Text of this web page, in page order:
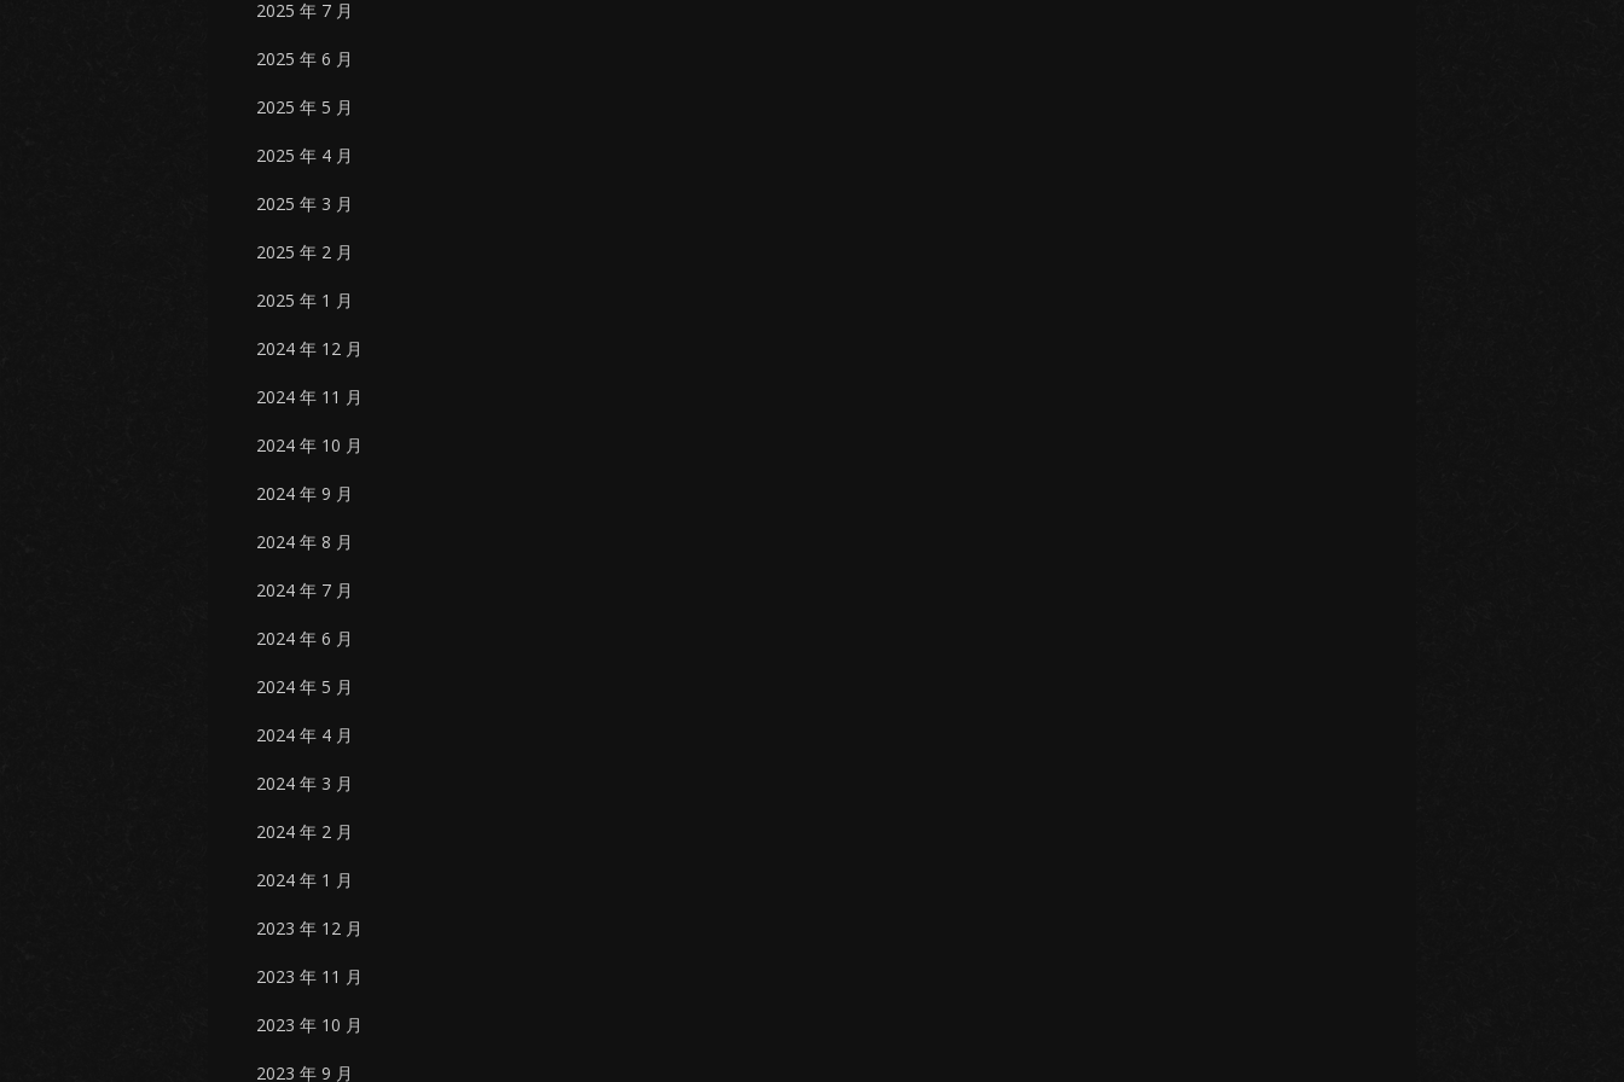
2025 年 7 月
2025 年 6 月
2025 年 5 月
2025 年 4 月
2025 年 3 月
2025 年 2 月
2025 年 1 月
2024 年 12 月
2024 年 11 月
2024 年 10 月
2024 年 9 月
2024 年 8 月
2024 年 7 月
2024 年 6 月
2024 年 5 月
2024 年 4 月
2024 年 3 月
2024 年 2 月
2024 年 1 月
2023 年 12 月
2023 年 11 月
2023 年 10 月
2023 年 9 月